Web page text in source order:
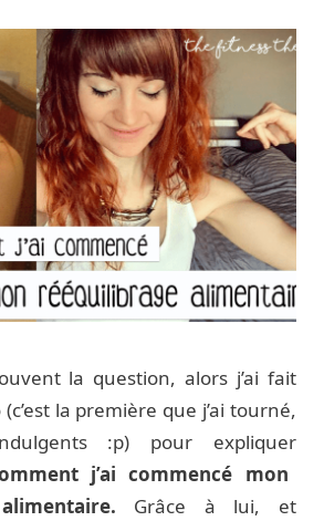
la question, alors j’ai fait
la première que j’ai tourné,
:p) pour expliquer
j’ai commencé mon
Grâce à lui, et